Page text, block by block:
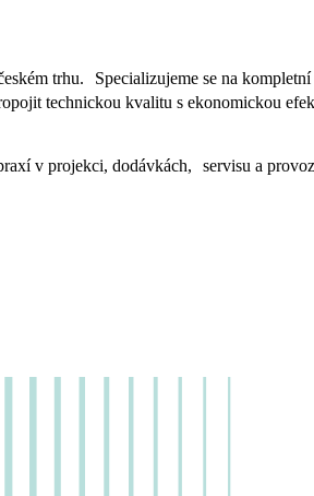
trhu. Specializujeme se na
technickou kvalitu s ekonomickou
v projekci, dodávkách, servisu a